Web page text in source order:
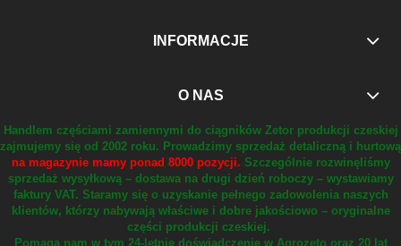
INFORMACJE
O NAS
Handlem częściami zamiennymi do ciągników Zetor produkcji czeskiej
zajmujemy się od 2002 roku. Prowadzimy sprzedaż detaliczną i hurtową
na magazynie mamy ponad 8000 pozycji. Szczególnie rozwinęliśmy
sprzedaż wysyłkową – dostawa na drugi dzień roboczy – wystawiamy
faktury VAT. Staramy się o uzyskanie pełnego zadowolenia naszych
klientów, którzy nabywają właściwe i dobre jakościowo – oryginalne
części produkcji czeskiej.
Pomaga nam w tym 24-letnie doświadczenie w Agrozeto oraz 20 lat